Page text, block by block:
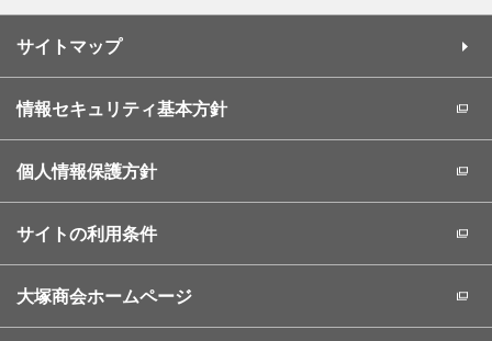
サイトマップ
情報セキュリティ基本方針
個人情報保護方針
サイトの利用条件
大塚商会ホームページ